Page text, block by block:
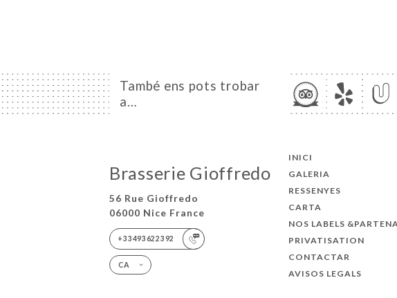
També ens pots trobar
a…
Brasserie Gioffredo
56 Rue Gioffredo
06000 Nice France
+33493622392
CA
INICI
GALERIA
RESSENYES
CARTA
NOS LABELS
PRIVATISATION
CONTACTAR
AVISOS LEGALS